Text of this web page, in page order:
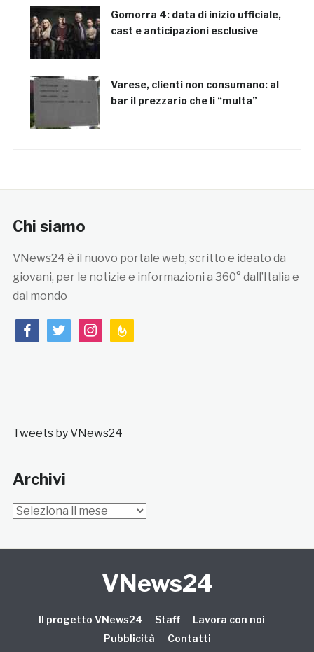
Gomorra 4: data di inizio ufficiale,
cast e anticipazioni esclusive
Varese, clienti non consumano: al
bar il prezzario che li “multa”
Chi siamo
VNews24 è il nuovo portale web, scritto e ideato da
giovani, per le notizie e informazioni a 360° dall’Italia e
dal mondo
facebooktwitterinstagramfeedburner
Tweets by VNews24
Archivi
Archivi
VNews24
Il progetto VNews24 Staff
Lavora con noi
Pubblicità
Contatti